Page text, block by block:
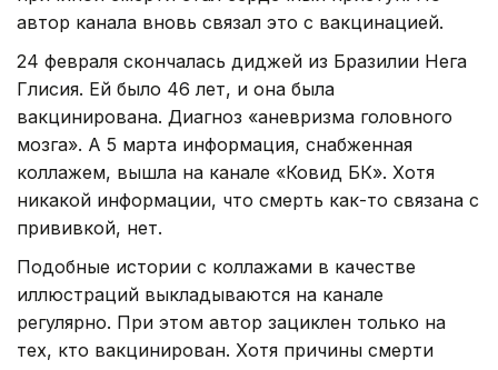
автор канала вновь связал это с вакцинацией.
24 февраля скончалась диджей из Бразилии Нега
Глисия. Ей было 46 лет, и она была
вакцинирована. Диагноз «аневризма головного
мозга». А 5 марта информация, снабженная
коллажем, вышла на канале «Ковид БК». Хотя
никакой информации, что смерть как-то связана с
прививкой, нет.
Подобные истории с коллажами в качестве
иллюстраций выкладываются на канале
регулярно. При этом автор зациклен только на
тех, кто вакцинирован. Хотя причины смерти